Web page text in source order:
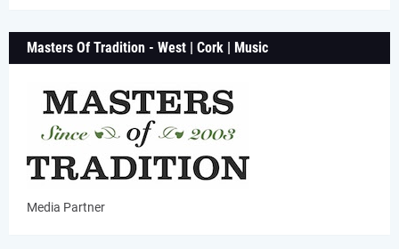
Masters Of Tradition - West | Cork | Music
Media Partner